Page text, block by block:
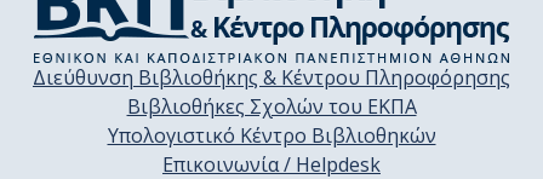
Διεύθυνση Βιβλιοθήκης & Κέντρου Πληροφόρησης
Βιβλιοθήκες Σχολών του ΕΚΠΑ
Υπολογιστικό Κέντρο Βιβλιοθηκών
Επικοινωνία / Helpdesk